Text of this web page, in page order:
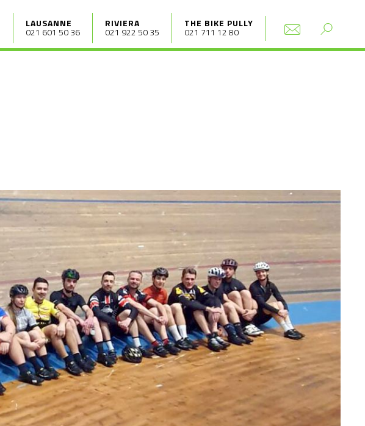
LAUSANNE
021 601 50 36
RIVIERA
021 922 50 35
THE BIKE PULLY
021 711 12 80